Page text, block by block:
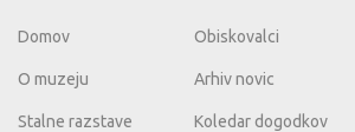
Domov
O muzeju
Stalne razstave
Obiskovalci
Arhiv novic
Koledar dogodkov